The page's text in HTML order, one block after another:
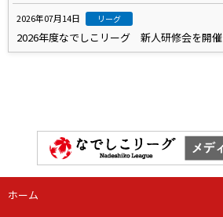
2026年07月14日 リーグ
2026年度なでしこリーグ 新人研修会を開催
ホーム